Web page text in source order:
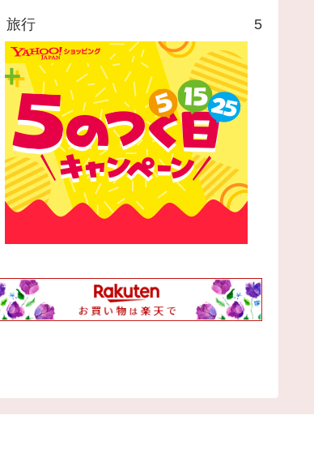
旅行 5